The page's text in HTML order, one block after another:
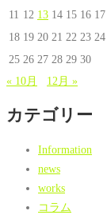
11 12 13 14 15 16 17
18 19 20 21 22 23 24
25 26 27 28 29 30
« 10月
12月 »
カテゴリー
Information
news
works
コラム